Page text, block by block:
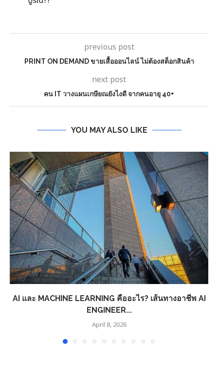
previous post
PRINT ON DEMAND ขายเสื้อออนไลน์ ไม่ต้องสต็อกสินค้า
next post
คน IT วางแผนเกษียณยังไงดี จากคนอายุ 40+
YOU MAY ALSO LIKE
AI และ MACHINE LEARNING คืออะไร? เส้นทางอาชีพ AI
ENGINEER...
April 8, 2026